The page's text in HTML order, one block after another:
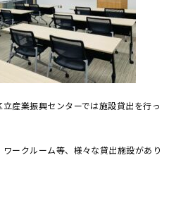
産業振興センターでは施設貸出を行っ
ークルーム等、様々な貸出施設があり